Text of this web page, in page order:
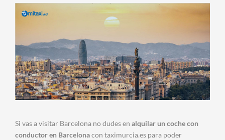
Si vas a visitar Barcelona no dudes en alquilar un coche con
conductor en Barcelonacon taximurcia.es para poder